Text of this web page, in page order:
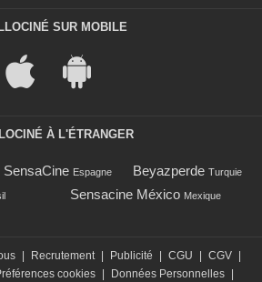
SUR MOBILE
À L'ÉTRANGER
SensaCine Espagne Beyazperde Turquie
Sensacine México Mexique
Recrutement Publicité CGU CGV
cookies Données Personnelles